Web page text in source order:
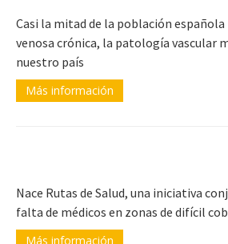
Casi la mitad de la población española
venosa crónica, la patología vascular
nuestro país
Más información
Nace Rutas de Salud, una iniciativa
falta de médicos en zonas de difícil
Más información